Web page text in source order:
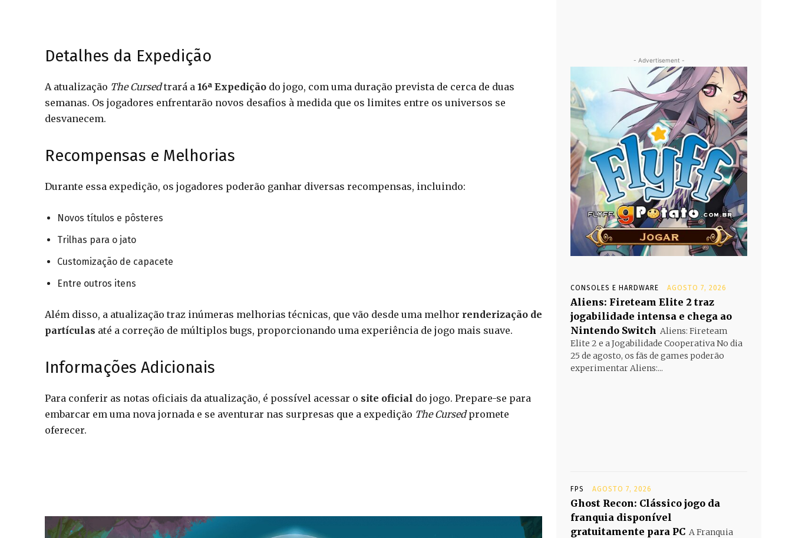
Detalhes da Expedição
A atualização The Cursedtrará a 16ª Expedição do jogo, com uma duração prevista de cerca de duas
semanas. Os jogadores enfrentarão novos desafios à medida que os limites entre os universos se
desvanecem.
Recompensas e Melhorias
Durante essa expedição, os jogadores poderão ganhar diversas recompensas, incluindo:
Novos títulos e pôsteres
Trilhas para o jato
Customização de capacete
Entre outros itens
Além disso, a atualização traz inúmeras melhorias técnicas, que vão desde uma melhor renderização de
partículas até a correção de múltiplos bugs, proporcionando uma experiência de jogo mais suave.
Informações Adicionais
Para conferir as notas oficiais da atualização, é possível acessar o site oficial do jogo. Prepare-se para
embarcar em uma nova jornada e se aventurar nas surpresas que a expedição The Cursedpromete
oferecer.
- Advertisement -
CONSOLES E HARDWARE AGOSTO 7, 2026
Aliens: Fireteam Elite 2 traz
jogabilidade intensa e chega ao
Nintendo Switch Aliens: Fireteam
Elite 2 e a Jogabilidade Cooperativa No dia
25 de agosto, os fãs de games poderão
experimentar Aliens:...
FPS AGOSTO 7, 2026
Ghost Recon: Clássico jogo da
franquia disponível
gratuitamente para PC A Franquia